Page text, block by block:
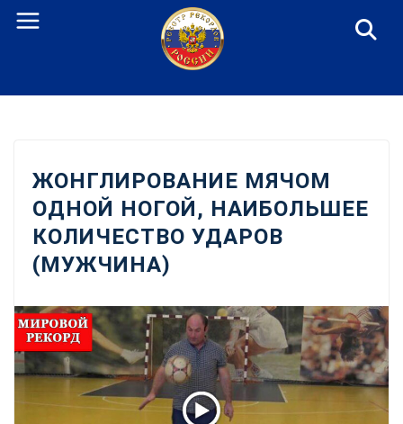
Перейти
ЖОНГЛИРОВАНИЕ МЯЧОМ
ОДНОЙ НОГОЙ, НАИБОЛЬШЕЕ
КОЛИЧЕСТВО УДАРОВ
(МУЖЧИНА)